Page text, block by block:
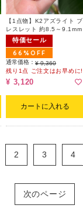
【1点物】K2アズライト ブ
レスレット 約8.5～9.1mm
特価セール
66%OFF
通常価格：¥ 9,360
残り1点 ご注文はお早めに!
¥ 3,120
カートに入れる
2 3 4
次のページ